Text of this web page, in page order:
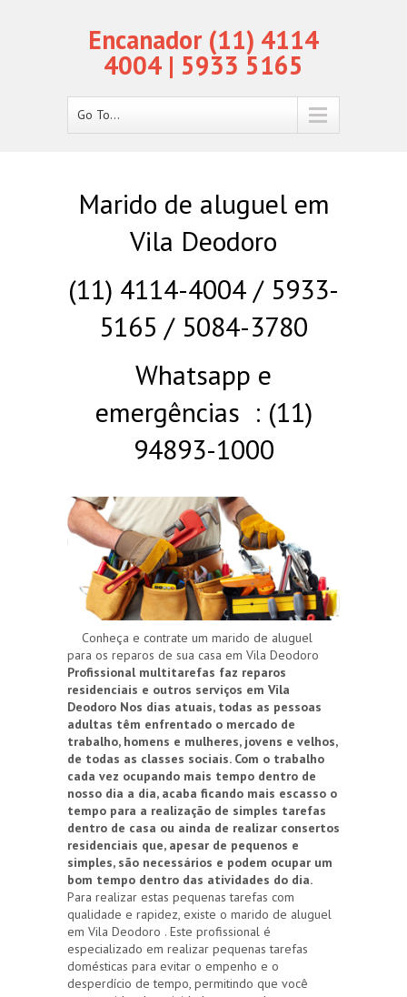
Encanador (11) 4114
4004 | 5933 5165
Go To...
Marido de aluguel em
Vila Deodoro
(11) 4114-4004 / 5933-
5165 / 5084-3780
Whatsapp e
emergências : (11)
94893-1000
Conheça e contrate um marido de aluguel
para os reparos de sua casa em Vila Deodoro
Profissional multitarefas faz reparos
residenciais e outros serviços em Vila
Deodoro Nos dias atuais, todas as pessoas
adultas têm enfrentado o mercado de
trabalho, homens e mulheres, jovens e velhos,
de todas as classes sociais. Com o trabalho
cada vez ocupando mais tempo dentro de
nosso dia a dia, acaba ficando mais escasso o
tempo para a realização de simples tarefas
dentro de casa ou ainda de realizar consertos
residenciais que, apesar de pequenos e
simples, são necessários e podem ocupar um
bom tempo dentro das atividades do dia.
Para realizar estas pequenas tarefas com
qualidade e rapidez, existe o marido de aluguel
em Vila Deodoro . Este profissional é
especializado em realizar pequenas tarefas
domésticas para evitar o empenho e o
desperdício de tempo, permitindo que você